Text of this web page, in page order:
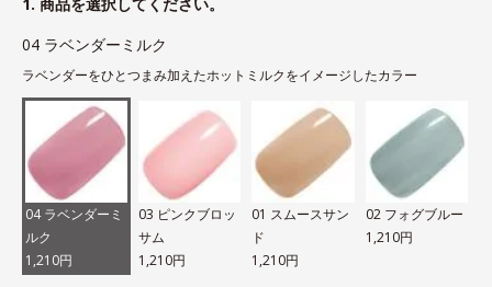
04 ラベンダーミルク
ラベンダーをひとつまみ加えたホットミルクをイメージしたカラー
04 ラベンダーミ
ルク
1,210円
03 ピンクブロッ
サム
1,210円
01 スムースサン
ド
1,210円
02 フォグブルー
1,210円